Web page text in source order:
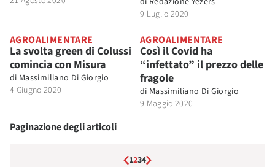
9 Luglio 2020
AGROALIMENTARE
La svolta green di Colussi
comincia con Misura
di Massimiliano Di Giorgio
4 Giugno 2020
AGROALIMENTARE
Così il Covid ha
“infettato” il prezzo delle
fragole
di Massimiliano Di Giorgio
9 Maggio 2020
Paginazione degli articoli
1234